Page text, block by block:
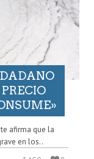
afirma que la
en los..